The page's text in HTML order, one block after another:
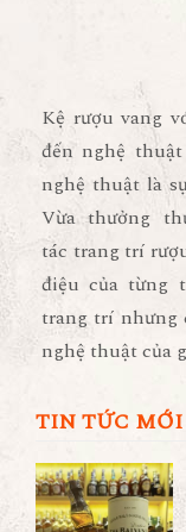
Kệ rượu vang
đến nghệ
nghệ thuật là
Vừa thưởng
tác trang trí
điệu của từng
trang trí nhưng
nghệ thuật của
TIN TỨC MỚI